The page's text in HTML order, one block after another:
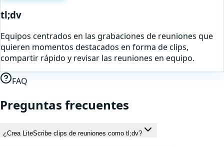
tl;dv
Equipos centrados en las grabaciones de reuniones que
quieren momentos destacados en forma de clips,
compartir rápido y revisar las reuniones en equipo.
FAQ
Preguntas frecuentes
¿Crea LiteScribe clips de reuniones como tl;dv?